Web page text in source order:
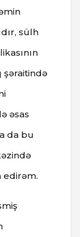
sülh
şəraitində
əsas
da bu
edirəm.